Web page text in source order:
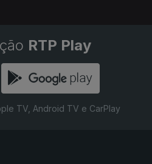
RTP Play
TV, Android TV e CarPlay